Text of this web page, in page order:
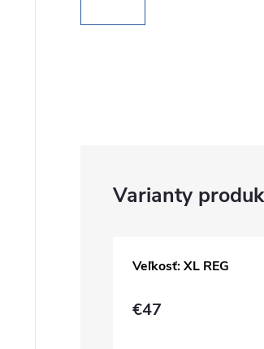
Veľkosť: XL REG
€47